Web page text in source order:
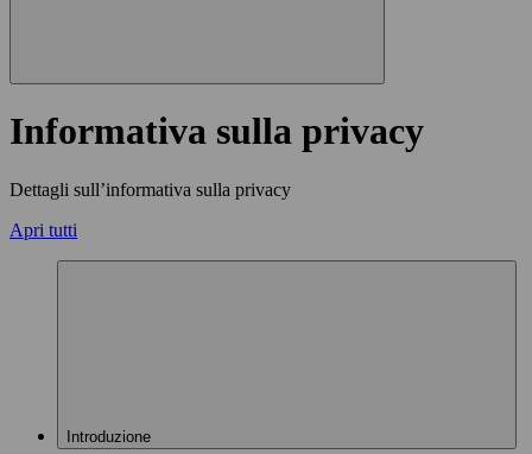
Informativa sulla privacy
Dettagli sull’informativa sulla privacy
Apri tutti
Introduzione